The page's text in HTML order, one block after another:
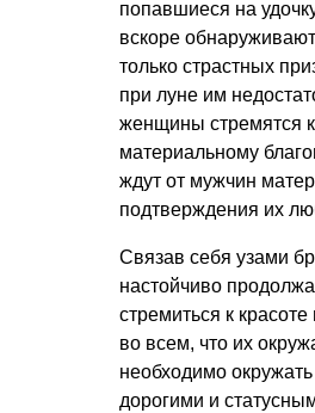
попавшиеся на
вскоре
только страстных
при луне им
женщины стремятся к
материальному
ждут от мужчин
подтверждения их
Связав себя узами
настойчиво
стремиться к
во всем, что их
необходимо
дорогими и